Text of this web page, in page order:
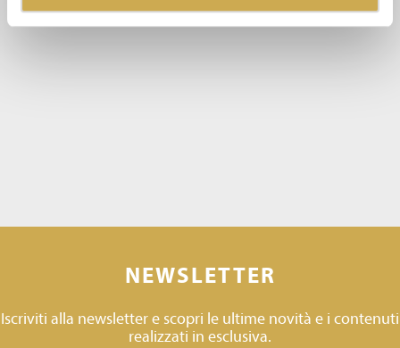
NEWSLETTER
Iscriviti alla newsletter e scopri le ultime novità e i contenuti
realizzati in esclusiva.